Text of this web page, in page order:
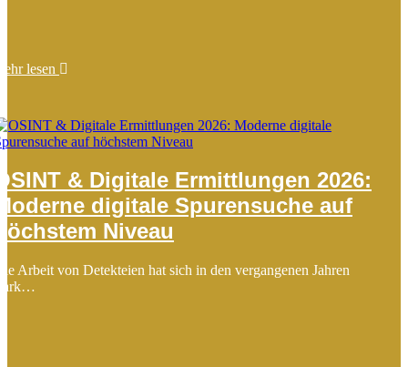
lesen
& Digitale Ermittlungen 2026:
digitale Spurensuche auf
Niveau
Arbeit von Detekteien hat sich in den vergangenen Jahren